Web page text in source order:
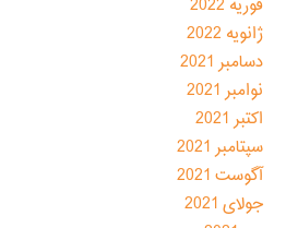
فوریه 2022
ژانویه 2022
دسامبر 2021
نوامبر 2021
اکتبر 2021
سپتامبر 2021
آگوست 2021
جولای 2021